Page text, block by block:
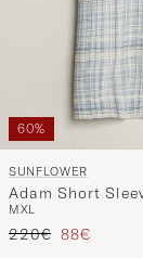
60%
SUNFLOWER
Adam Short
MXL
Regulärer Preis
220€ 88€